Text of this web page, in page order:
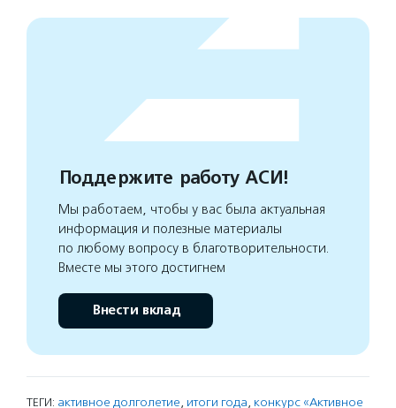
Поддержите работу АСИ!
Мы работаем, чтобы у вас была актуальная
информация и полезные материалы
по любому вопросу в благотворительности.
Вместе мы этого достигнем
Внести вклад
ТЕГИ: активное долголетие, итоги года, конкурс «Активное